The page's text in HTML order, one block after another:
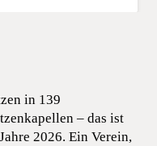
in 139
– das ist
2026. Ein Verein,